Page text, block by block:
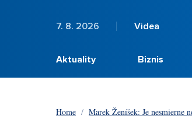
7. 8. 2026 Videa
Aktuality Biznis
Home / Marek Ženíšek: Je nesmierne